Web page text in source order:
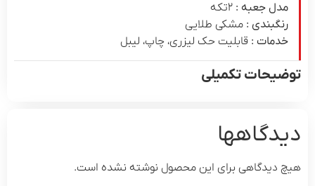
مدل جعبه :۲تکه
رنگبندی :مشکی طلایی
خدمات :قابلیت حک لیزری، چاپ، لیبل
توضیحات تکمیلی
دیدگاهها
هیچ دیدگاهی برای این محصول نوشته نشده است.